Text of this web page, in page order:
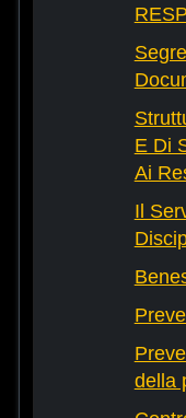
E Di
Ai
Il
della